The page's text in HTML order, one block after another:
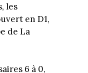
les
en D1,
de La
6 à 0,